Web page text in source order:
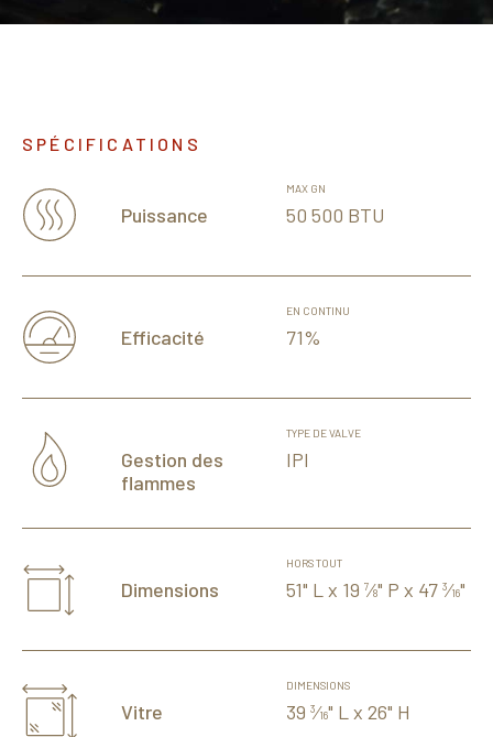
SPÉCIFICATIONS
Puissance
MAX GN
50 500 BTU
Efficacité
EN CONTINU
71%
Gestion des
flammes
TYPE DE VALVE
IPI
Dimensions
HORS TOUT
51" L x 19 7⁄8" P x 47 3⁄16" H
Vitre
DIMENSIONS
39 3⁄16" L x 26" H